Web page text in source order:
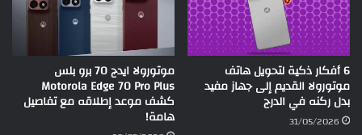
6 أفكار ذكية لتحويل هاتف
موتورولا القديم إلى جهاز مفيد
بدل ركنه في الدرج
31/05/2026
موتورولا ايدج 70 برو بلس
Motorola Edge 70 Pro Plus
كشف موعد إطلاقه مع تفاصيل
هامة!